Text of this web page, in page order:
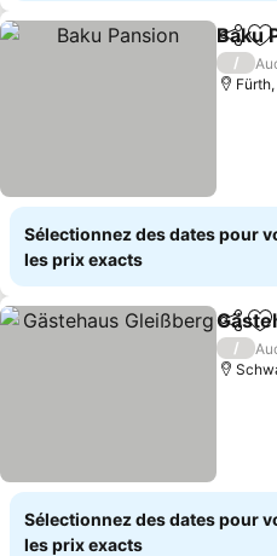
Baku
/
Sélectionnez des dates pour
les prix exacts
/
Sélectionnez des dates pour
les prix exacts